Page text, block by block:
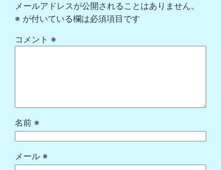
メールアドレスが公開されることはありません。
※ が付いている欄は必須項目です
コメント ※
名前 ※
メール ※